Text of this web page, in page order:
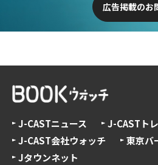
広告掲載のお
J-CASTニュース
J-CASTト
J-CAST会社ウォッチ
東京バ
Jタウンネット